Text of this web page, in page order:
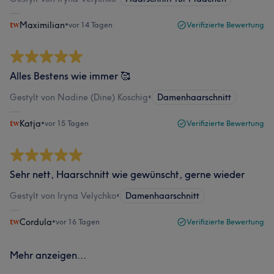
Maximilian•vor 14 Tagen Verifizierte Bewertung
Alles Bestens wie immer 🥰
Gestylt von Nadine (Dine) Koschig• Damenhaarschnitt
Katja•vor 15 Tagen Verifizierte Bewertung
Sehr nett, Haarschnitt wie gewünscht, gerne wieder
Gestylt von Iryna Velychko• Damenhaarschnitt
Cordula•vor 16 Tagen Verifizierte Bewertung
Mehr anzeigen...